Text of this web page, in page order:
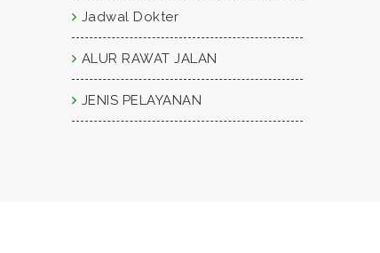
Jadwal Dokter
ALUR RAWAT JALAN
JENIS PELAYANAN